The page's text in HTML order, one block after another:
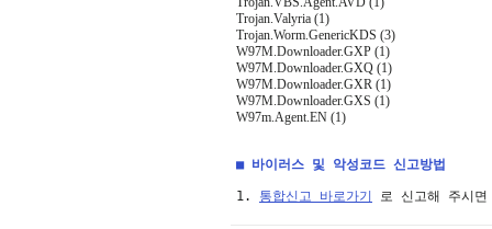
Trojan.Valyria (1)
Trojan.Worm.GenericKDS (3)
W97M.Downloader.GXP (1)
W97M.Downloader.GXQ (1)
W97M.Downloader.GXR (1)
W97M.Downloader.GXS (1)
W97m.Agent.EN (1)
■ 바이러스 및 악성코드 신고방법
1. 통합신고 바로가기 로 신고해 주시